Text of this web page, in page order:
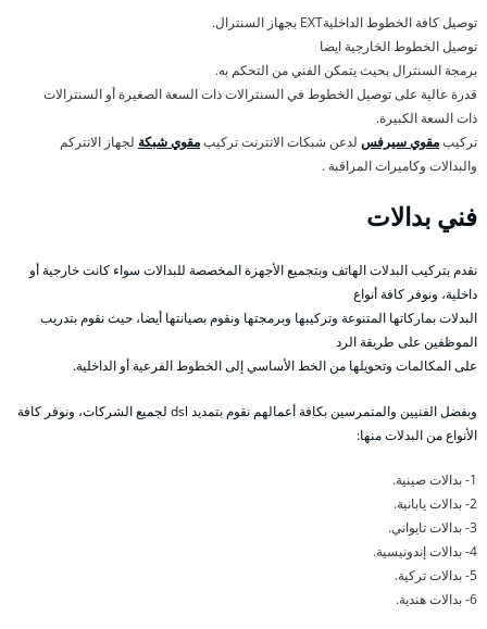
توصيل كافة الخطوط الداخليةEXT بجهاز السنترال.
توصيل الخطوط الخارجية ايضا
برمجة السنترال بحيث يتمكن الفني من التحكم به.
قدرة عالية على توصيل الخطوط في السنترالات ذات السعة الصغيرة أو السنترالات
ذات السعة الكبيرة.
تركيبمقوي سيرفس لدعن شبكات الانترنت تركيبمقوي شبكة لجهاز الانتركم
والبدالات وكاميرات المراقبة .
فني بدالات
نقدم بتركيب البدلات الهاتف وبتجميع الأجهزة المخصصة للبدالات سواء كانت خارجية أو
داخلية، ونوفر كافة أنواع
البدلات بماركاتها المتنوعة وتركيبها وبرمجتها ونقوم بصيانتها أيضا، حيث نقوم بتدريب
الموظفين على طريقة الرد
على المكالمات وتحويلها من الخط الأساسي إلى الخطوط الفرعية أو الداخلية.
وبفضل الفنيين والمتمرسين بكافة أعمالهم نقوم بتمديد dsl لجميع الشركات، ونوفر كافة
الأنواع من البدلات منها:
1- بدالات صينية.
2- بدالات يابانية.
3- بدالات تايواني.
4- بدالات إندونيسية.
5- بدالات تركية.
6- بدالات هندية.